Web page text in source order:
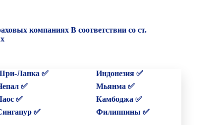
компаниях В соответствии со ст.
Ланка ✅
Индонезия ✅
✅
Мьянма ✅
✅
Камбоджа ✅
✅
Филиппины ✅